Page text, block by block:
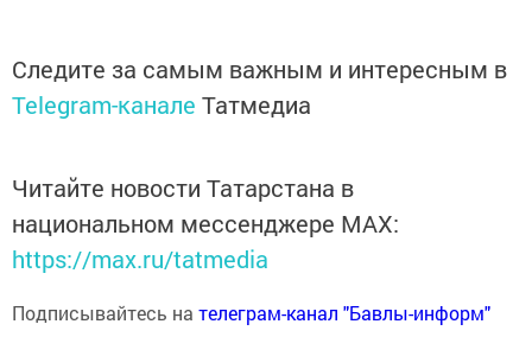
Следите за самым важным и интересным в
Telegram-канале Татмедиа
Читайте новости Татарстана в
национальном мессенджере MАХ:
https://max.ru/tatmedia
Подписывайтесь на телеграм-канал "Бавлы-информ"